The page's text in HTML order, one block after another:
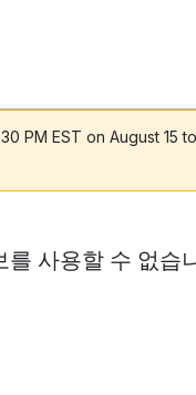
PM EST on August
를 사용할 수 없습